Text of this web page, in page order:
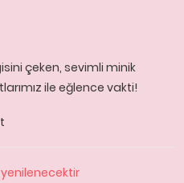
çeken, sevimli minik
ile eğlence vakti!
yenilenecektir